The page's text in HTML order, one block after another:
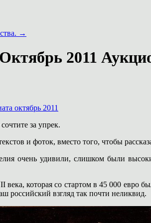
→
2011
октябрь 2011
за упрек.
и фоток, вместо того, чтобы
очень удивили, слишком были
которая со стартом в 45 000 евро
российский взгляд так почти неликвид.